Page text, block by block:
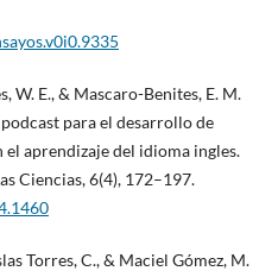
W. E., & Mascaro-Benites, E. M.
para el desarrollo de
aprendizaje del idioma ingles.
Ciencias, 6(4), 172–197.
Torres, C., & Maciel Gómez, M.